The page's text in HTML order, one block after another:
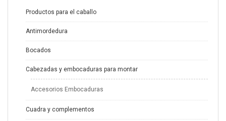
Productos para el caballo
Antimordedura
Bocados
Cabezadas y embocaduras para montar
Accesorios Embocaduras
Cuadra y complementos